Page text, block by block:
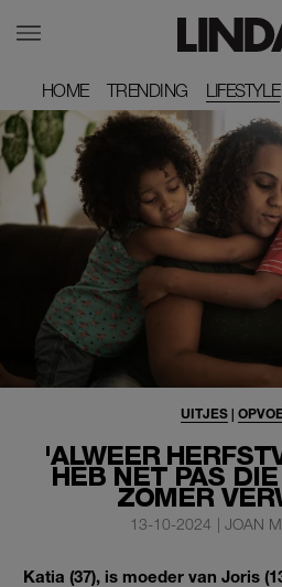
HOME
HOME TRENDING
TRENDING LIFESTYLE
'ALWEER
HEB NET PAS
ZOMER
UITJES |
13-10-2024 | JOAN
Katia (37), is moeder van Joris